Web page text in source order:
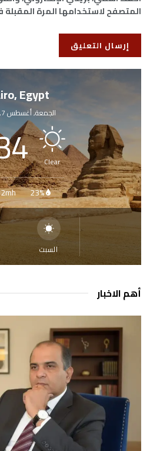
المتصفح لاستخدامها المرة
Egypt
الجمعة, أغسطس 7, 2026
Clear
23%
السبت
أهم الاخبار